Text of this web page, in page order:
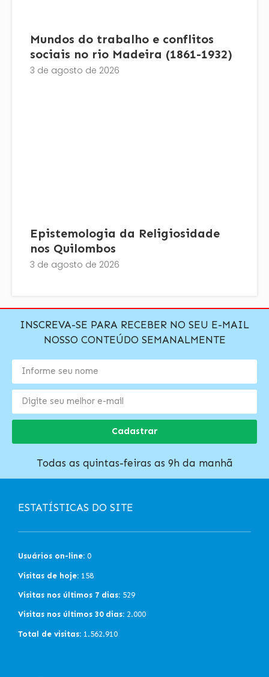
Mundos do trabalho e conflitos
sociais no rio Madeira (1861-1932)
3 de agosto de 2026
Epistemologia da Religiosidade
nos Quilombos
3 de agosto de 2026
INSCREVA-SE PARA RECEBER NO SEU E-MAIL
NOSSO CONTEÚDO SEMANALMENTE
Cadastrar
Todas as quintas-feiras as 9h da manhã
ESTATÍSTICAS DO SITE
Usuários on-line: 0
Visitas de hoje: 158
Visitas nos últimos 7 dias: 529
Visitas nos últimos 30 dias: 2.000
Total de visitas: 1.562.910